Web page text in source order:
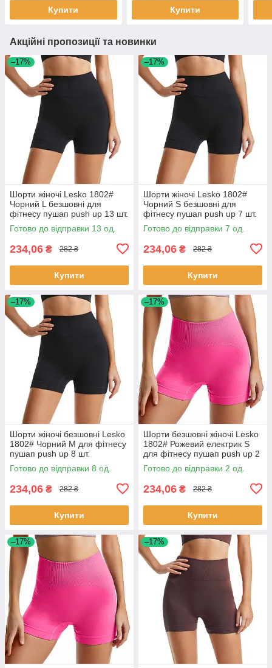
Купити Купити
Акційні пропозиції та новинки
–17%
Шорти жіночі Lesko 1802#
Чорний L безшовні для
фітнесу пушап push up 13 шт.
Готово до відправки 13 од.
234,06 ₴ 282 ₴
Купити
–17%
Шорти жіночі Lesko 1802#
Чорний S безшовні для
фітнесу пушап push up 7 шт.
Готово до відправки 7 од.
234,06 ₴ 282 ₴
Купити
–17%
Шорти жіночі безшовні Lesko
1802# Чорний M для фітнесу
пушап push up 8 шт.
Готово до відправки 8 од.
234,06 ₴ 282 ₴
Купити
–17%
Шорти безшовні жіночі Lesko
1802# Рожевий електрик S
для фітнесу пушап push up 2
шт.
Готово до відправки 2 од.
234,06 ₴ 282 ₴
Купити
–17% –17%